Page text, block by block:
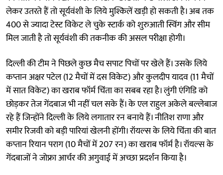
लेकर उतरते हैं तो सूर्यवंशी के लिये मुश्किलें खड़ी हो सकती है। अब तक
400 से ज्यादा टेस्ट विकेट ले चुके स्टार्क को शुरुआती स्विंग और सीम
मिल जाती है तो सूर्यवंशी की तकनीक की असल परीक्षा होगी।
दिल्ली की टीम ने पिछले कुछ मैच सपाट पिचों पर खेले हैं। उसके लिये
कप्तान अक्षर पटेल (12 मैचों में दस विकेट) और कुलदीप यादव (11 मैचों
में सात विकेट) का खराब फॉर्म चिंता का सबब रहा है। लुंगी एंगिडि को
छोड़कर तेज गेंदबाज भी नहीं चल सके हैं। के एल राहुल अकेले बल्लेबाज
रहे हैं जिन्होंने दिल्ली के लिये लगातार रन बनाये हैं। नीतिश राणा और
समीर रिजवी को बड़ी पारियां खेलनी होंगी। रॉयल्स के लिये चिंता की बात
कप्तान रियान पराग (10 मैचों में 207 रन) का खराब फॉर्म है। रॉयल्स के
गेंदबाजों ने जोफ्रा आर्चर की अगुवाई में अच्छा प्रदर्शन किया है।